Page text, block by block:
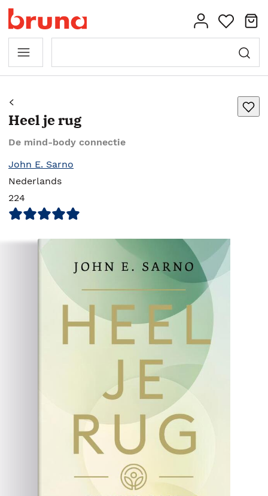
Heel je rug
De mind-body connectie
John E. Sarno
Nederlands
224